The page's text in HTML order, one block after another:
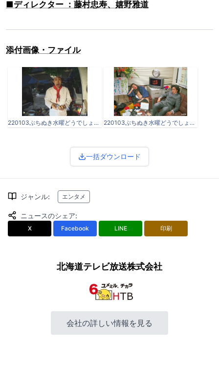
■ディレクター ：藤村忠寿、嬉野雅道
添付画像・ファイル
220103ぶちぬき水曜どうでしょう①©.jpg 220103ぶちぬき水曜どうでしょう②©.jpg
一括ダウンロード
ジャンル: エンタメ
ニュースのシェア:
X Facebook LINE 印刷
北海道テレビ放送株式会社
会社の詳しい情報を見る